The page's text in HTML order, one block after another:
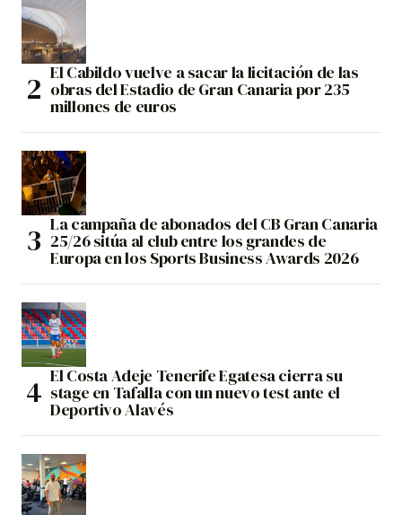
El Cabildo vuelve a sacar la licitación de las
obras del Estadio de Gran Canaria por 235
millones de euros
La campaña de abonados del CB Gran Canaria
25/26 sitúa al club entre los grandes de
Europa en los Sports Business Awards 2026
El Costa Adeje Tenerife Egatesa cierra su
stage en Tafalla con un nuevo test ante el
Deportivo Alavés